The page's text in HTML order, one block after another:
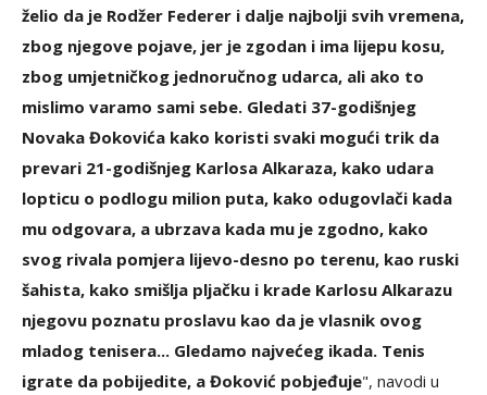
želio da je Rodžer Federer i dalje najbolji svih vremena,
zbog njegove pojave, jer je zgodan i ima lijepu kosu,
zbog umjetničkog jednoručnog udarca, ali ako to
mislimo varamo sami sebe. Gledati 37-godišnjeg
Novaka Đokovića kako koristi svaki mogući trik da
prevari 21-godišnjeg Karlosa Alkaraza, kako udara
lopticu o podlogu milion puta, kako odugovlači kada
mu odgovara, a ubrzava kada mu je zgodno, kako
svog rivala pomjera lijevo-desno po terenu, kao ruski
šahista, kako smišlja pljačku i krade Karlosu Alkarazu
njegovu poznatu proslavu kao da je vlasnik ovog
mladog tenisera... Gledamo najvećeg ikada. Tenis
igrate da pobijedite, a Đoković pobjeđuje", navodi u